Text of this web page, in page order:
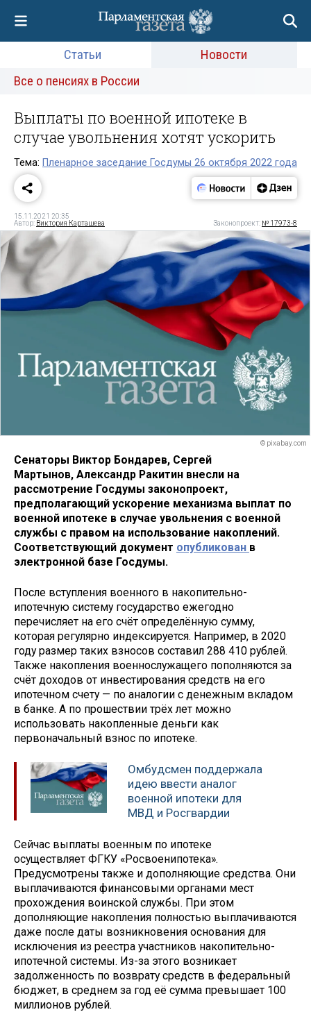
Статьи
Новости
Все о пенсиях в России
Выплаты по военной ипотеке в
случае увольнения хотят ускорить
Тема: Пленарное заседание Госдумы 26 октября 2022 года
15.11.2021 20:35
Автор: Виктория Карташева Законопроект: № 17973-8
© pixabay.com
Сенаторы Виктор Бондарев, Сергей
Мартынов, Александр Ракитин внесли на
рассмотрение Госдумы законопроект,
предполагающий ускорение механизма выплат по
военной ипотеке в случае увольнения с военной
службы с правом на использование накоплений.
Соответствующий документ опубликован в
электронной базе Госдумы.
После вступления военного в накопительно-
ипотечную систему государство ежегодно
перечисляет на его счёт определённую сумму,
которая регулярно индексируется. Например, в 2020
году размер таких взносов составил 288 410 рублей.
Также накопления военнослужащего пополняются за
счёт доходов от инвестирования средств на его
ипотечном счету — по аналогии с денежным вкладом
в банке. А по прошествии трёх лет можно
использовать накопленные деньги как
первоначальный взнос по ипотеке.
Омбудсмен поддержала
идею ввести аналог
военной ипотеки для
МВД и Росгвардии
Сейчас выплаты военным по ипотеке
осуществляет ФГКУ «Росвоенипотека».
Предусмотрены также и дополняющие средства. Они
выплачиваются финансовыми органами мест
прохождения воинской службы. При этом
дополняющие накопления полностью выплачиваются
даже после даты возникновения основания для
исключения из реестра участников накопительно-
ипотечной системы. Из-за этого возникает
задолженность по возврату средств в федеральный
бюджет, в среднем за год её сумма превышает 100
миллионов рублей.